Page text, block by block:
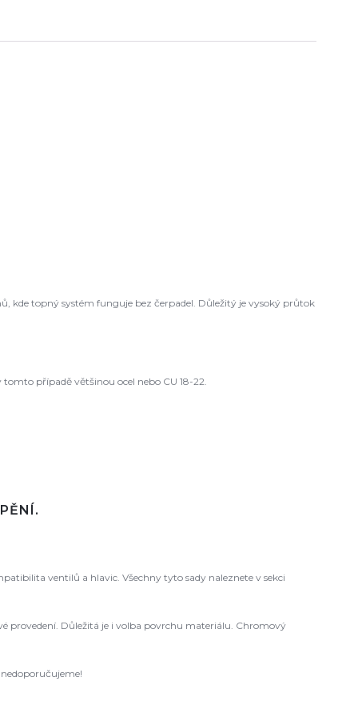
kde topný systém funguje bez čerpadel. Důležitý je vysoký průtok
případě většinou ocel nebo CU 18-22.
ventilů a hlavic. Všechny tyto sady naleznete v sekci
provedení. Důležitá je i volba povrchu materiálu. Chromový